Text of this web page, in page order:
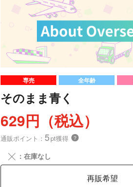
専売 全年齢
そのまま青く
629円（税込）
通販ポイント： 5pt獲得 ？
╳ ：在庫なし
再販希望